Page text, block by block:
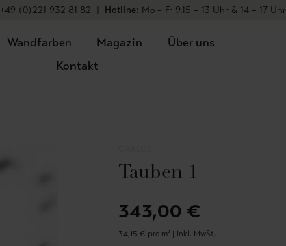
+49 (0)221 932 81 82 | Hotline: Mo – Fr 9.15 – 13 Uhr & 14 – 17 Uhr
Wandfarben Magazin
Über uns
Kontakt
Tauben 1
343,00 €
34,15 € pro m² | inkl. MwSt.